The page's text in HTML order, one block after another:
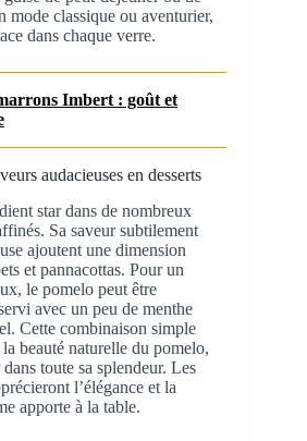
mode classique ou aventurier,
dans chaque verre.
Imbert : goût et
audacieuses en desserts
star dans de nombreux
Sa saveur subtilement
ajoutent une dimension
et pannacottas. Pour un
le pomelo peut être
avec un peu de menthe
Cette combinaison simple
beauté naturelle du pomelo,
toute sa splendeur. Les
l’élégance et la
apporte à la table.